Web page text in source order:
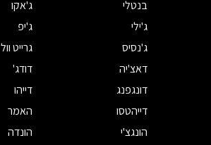
בנטלי
ג'אקו
ג'ילי
ג'יפ
ג'נסיס
גרייט וול
דאצ'יה
דודג'
דונגפנג
דייהו
דייהטסו
האמר
הונגצ'י
הונדה